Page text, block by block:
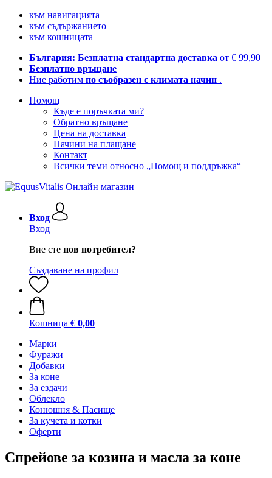
към навигацията
към съдържанието
към кошницата
България: Безплатна стандартна доставка от € 99,90
Безплатно връщане
Ние работим по съобразен с климата начин .
Помощ
Къде е поръчката ми?
Обратно връщане
Цена на доставка
Начини на плащане
Контакт
Всички теми относно „Помощ и поддръжка“
Вход
Вход
Вие сте нов потребител?
Създаване на профил
Кошница € 0,00
Марки
Фуражи
Добавки
За коне
За ездачи
Облекло
Конюшня & Пасище
За кучета и котки
Оферти
Спрейове за козина и масла за коне